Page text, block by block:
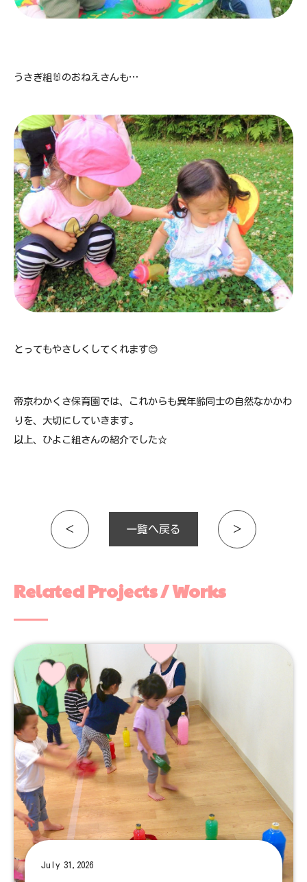
うさぎ組🐰のおねえさんも…
とってもやさしくしてくれます😊
帝京わかくさ保育園では、これからも異年齢同士の自然なかかわ
りを、大切にしていきます。
以上、ひよこ組さんの紹介でした☆
＜ 一覧へ戻る ＞
Related Projects / Works
July 31,2026